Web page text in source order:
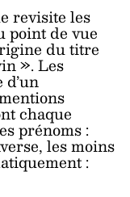
revisite les
point de vue
du titre
». Les
chaque
prénoms :
les moins
: